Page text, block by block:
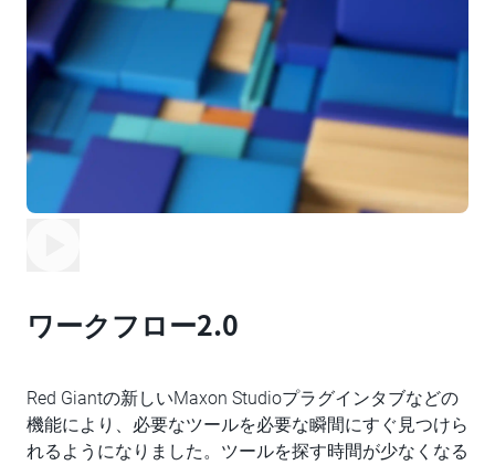
ワークフロー2.0
Red Giantの新しいMaxon Studioプラグインタブなどの
機能により、必要なツールを必要な瞬間にすぐ見つけら
れるようになりました。ツールを探す時間が少なくなる